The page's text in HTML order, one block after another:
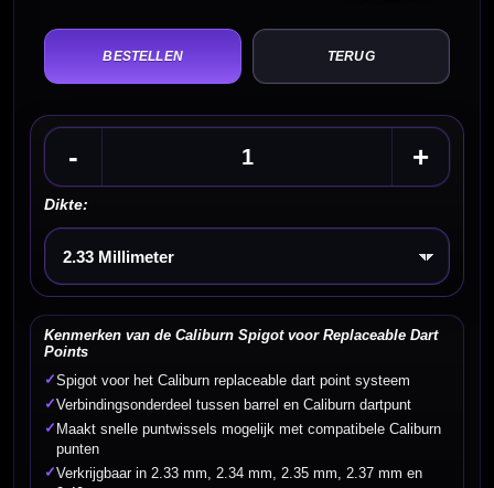
TERUG
- +
Dikte:
Kies een optie
Kenmerken van de Caliburn Spigot voor Replaceable Dart
Points
✓Spigot voor het Caliburn replaceable dart point systeem
✓Verbindingsonderdeel tussen barrel en Caliburn dartpunt
✓ Maakt snelle puntwissels mogelijk met compatibele Caliburn
punten
✓Verkrijgbaar in 2.33 mm, 2.34 mm, 2.35 mm, 2.37 mm en